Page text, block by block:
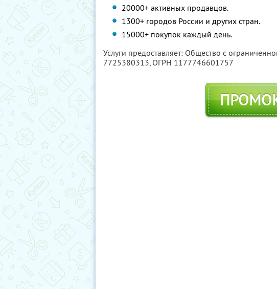
20000+ активных продавцов.
1300+ городов России и других стран.
15000+ покупок каждый день.
Услуги предоставляет: Общество с
7725380313, ОГРН 1177746601757